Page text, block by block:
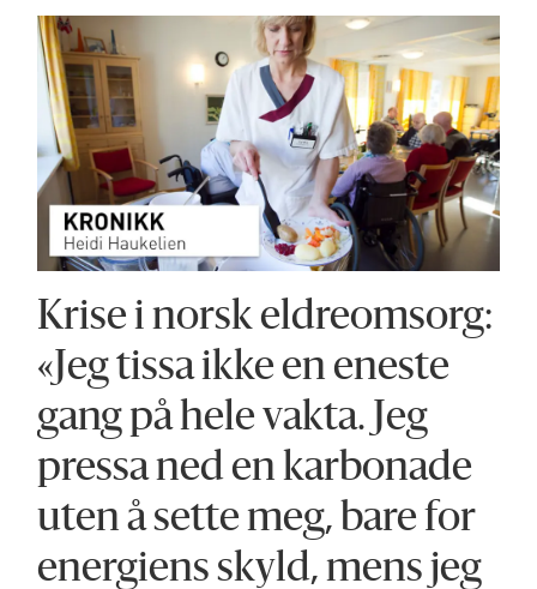
Krise i norsk eldreomsorg:
«Jeg tissa ikke en eneste
gang på hele vakta. Jeg
pressa ned en karbonade
uten å sette meg, bare for
energiens skyld, mens jeg